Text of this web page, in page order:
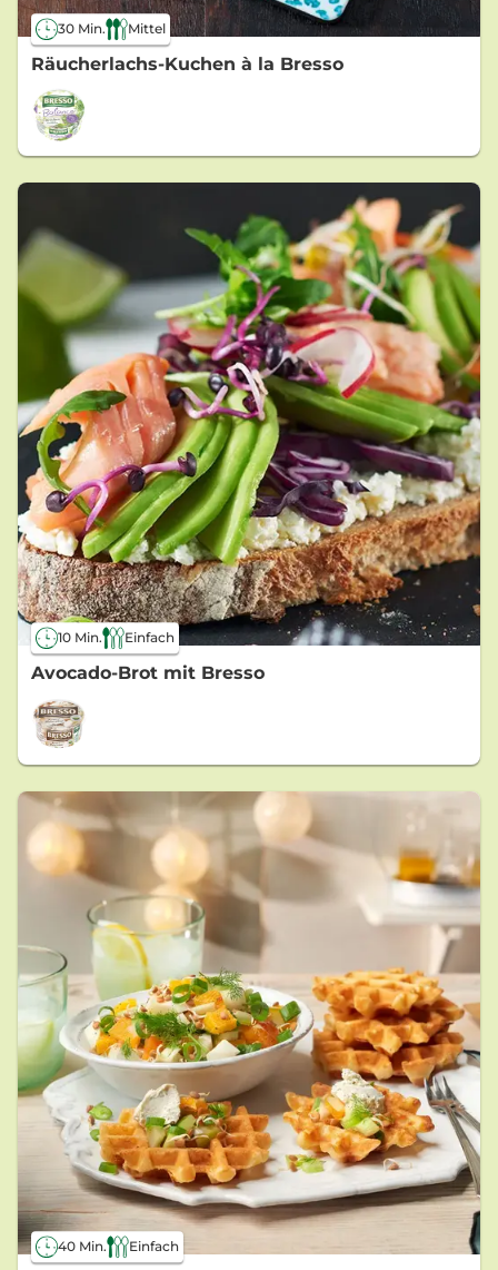
30 Min. Mittel
Räucherlachs-Kuchen à la Bresso
10 Min. Einfach
Avocado-Brot mit Bresso
40 Min. Einfach